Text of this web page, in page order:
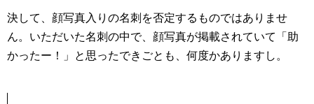
決して、顔写真入りの名刺を否定するものではありませ
ん。いただいた名刺の中で、顔写真が掲載されていて「助
かったー！」と思ったできごとも、何度かありますし。